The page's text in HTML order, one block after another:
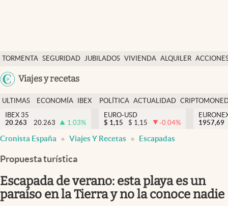
TORMENTA SEGURIDAD JUBILADOS VIVIENDA ALQUILER
USA
Viajes y recetas
Economía y finanzas
Política
Actualidad
Criptomonedas
España
ULTIMAS
NOTICIAS
ECONOMÍA
FINANZAS
IBEX
EURO
POLÍTICA ACTUALIDAD
IBEX 35
20.263
20.263 1.03%
EURO-USD
$ 1,15 $ 1,15 -0.04%
1957,69
Cronista España Viajes Y Recetas Escapadas
Propuesta turística
Escapada de verano: esta playa es un
paraíso en la Tierra y no la conoce nadie